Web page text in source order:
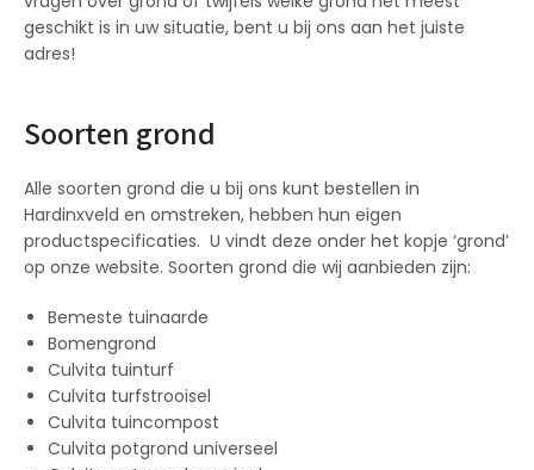
geschikt is in uw situatie, bent u bij ons aan het juiste
adres!
Soorten grond
Alle soorten grond die u bij ons kunt bestellen in
Hardinxveld en omstreken, hebben hun eigen
productspecificaties. U vindt deze onder het kopje ‘grond’
op onze website. Soorten grond die wij aanbieden zijn:
Bemeste tuinaarde
Bomengrond
Culvita tuinturf
Culvita turfstrooisel
Culvita tuincompost
Culvita potgrond universeel